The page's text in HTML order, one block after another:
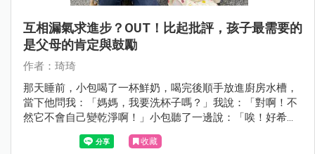
互相漏氣求進步？OUT！比起批評，孩子最需要的
是父母的肯定與鼓勵
作者：琦琦
那天睡前，小包喝了一杯鮮奶，喝完後順手放進廚房水槽，
當下他問我：「媽媽，我要洗杯子嗎？」我說：「對啊！不
然它不會自己變乾淨啊！」小包聽了一邊說：「唉！好希望
杯子自己變乾淨。」一邊順手把杯子洗淨。 看到小包負責的
模樣，我溫柔的跟他說：「小包，你好體貼、很懂事喔！」
收藏